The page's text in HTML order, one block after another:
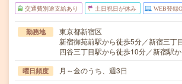
交通費別途支給あり 土日祝日が休み WEB登録
勤務地
東京都新宿区
新宿御苑前駅から徒歩5分／新宿三丁
四谷三丁目駅から徒歩10分／新宿駅
曜日頻度 月～金のうち、週3日